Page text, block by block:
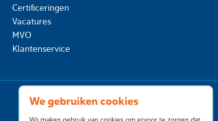
We gebruiken cookies
Certificeringen
Vacatures
MVO
Klantenservice